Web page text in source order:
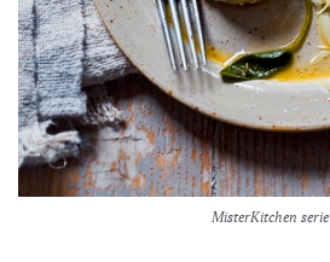
MisterKitchen serie